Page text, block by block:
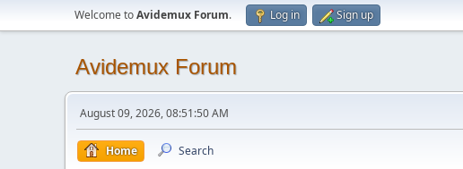
Welcome toAvidemux Forum. Log in Sign up
Avidemux Forum
August 09, 2026, 08:51:50 AM
Home Search